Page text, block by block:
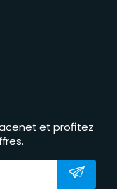
et profitez